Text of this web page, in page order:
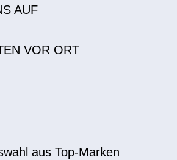
AUF
VOR ORT
aus Top-Marken